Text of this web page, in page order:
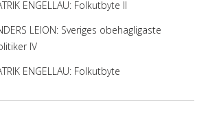
ENGELLAU: Folkutbyte II
LEION: Sveriges obehagligaste
IV
ENGELLAU: Folkutbyte